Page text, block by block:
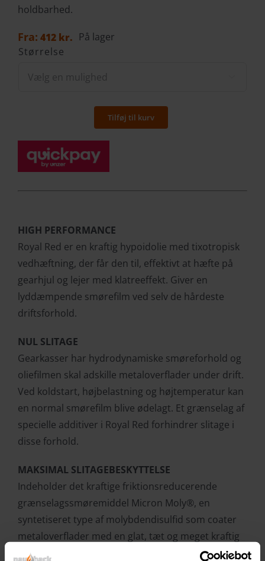
holdbarhed.
Fra: 412 kr. På lager
Størrelse
Red
85W-
140
Mineralsk
5
LS
antal
Tilføj til kurv
HIGH PERFORMANCE
Royal Red er en kraftig hypoidolie med tixotropisk
vedhæftning, der får den til, effektivt at hæfte på
gearhjul og lejer med klatreeffekt. Giver en
lyddæmpende smørefilm ved selv de hårdeste
driftsforhold.
NUL SLITAGE
Gearkasser har hydrodynamiske smøreforhold og
oliefilmen skal adskille metaloverflader under drift.
Ved koldstart, højbelastning og højtemperatur kan
en normal smørefilm blive ødelagt. Et grænselag af
specielle additiver i Royal Red forhindrer slitage i
disse forhold.
MAKSIMAL SLITAGEBESKYTTELSE
Indeholder det kraftige friktionsreducerende
grænselagssmøremiddel Micron Moly®, en
syntetiseret type af molybdendisulfid som coater
metaloverflader med en glat, tæt og meget kraftig
fastsmørefilm som tåler tryk op til 35.000 kg/cm2.